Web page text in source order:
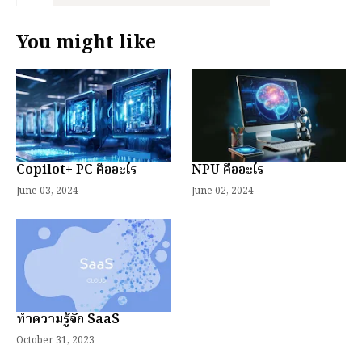
You might like
Copilot+ PC คืออะไร
June 03, 2024
NPU คืออะไร
June 02, 2024
ทำความรู้จัก SaaS
October 31, 2023